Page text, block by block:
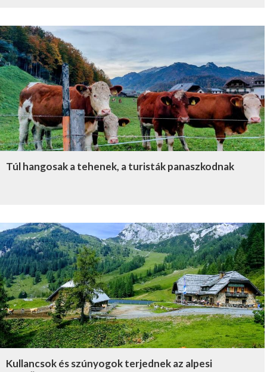
Túl hangosak a tehenek, a turisták panaszkodnak
Kullancsok és szúnyogok terjednek az alpesi